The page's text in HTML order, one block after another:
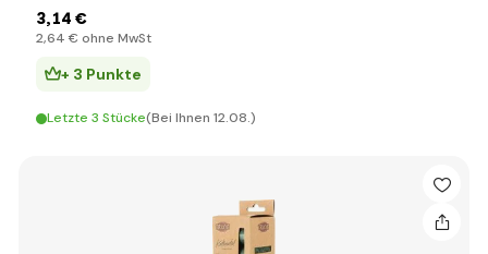
3,14 €
2,64 € ohne MwSt
+ 3 Punkte
Letzte 3 Stücke(Bei Ihnen 12.08.)